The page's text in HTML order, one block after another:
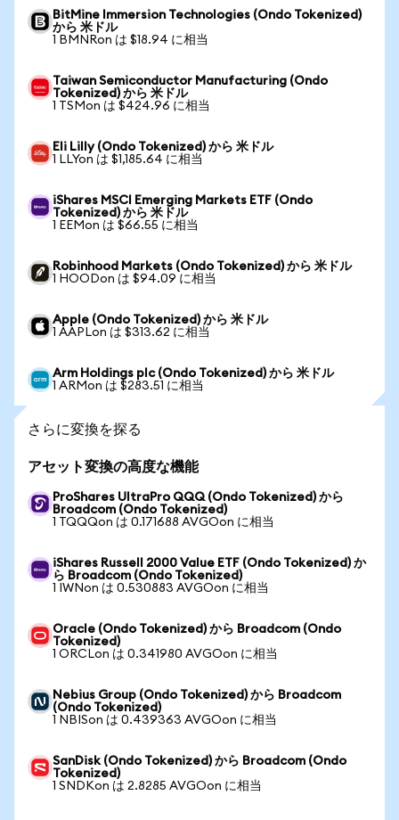
BitMine Immersion Technologies (Ondo Tokenized)
から 米ドル
1 BMNRon は $18.94 に相当
Taiwan Semiconductor Manufacturing (Ondo
Tokenized) から 米ドル
1 TSMon は $424.96 に相当
Eli Lilly (Ondo Tokenized) から 米ドル
1 LLYon は $1,185.64 に相当
iShares MSCI Emerging Markets ETF (Ondo
Tokenized) から 米ドル
1 EEMon は $66.55 に相当
Robinhood Markets (Ondo Tokenized) から 米ドル
1 HOODon は $94.09 に相当
Apple (Ondo Tokenized) から 米ドル
1 AAPLon は $313.62 に相当
Arm Holdings plc (Ondo Tokenized) から 米ドル
1 ARMon は $283.51 に相当
さらに変換を探る
アセット変換の高度な機能
ProShares UltraPro QQQ (Ondo Tokenized) から
Broadcom (Ondo Tokenized)
1 TQQQon は 0.171688 AVGOon に相当
iShares Russell 2000 Value ETF (Ondo Tokenized) か
ら Broadcom (Ondo Tokenized)
1 IWNon は 0.530883 AVGOon に相当
Oracle (Ondo Tokenized) から Broadcom (Ondo
Tokenized)
1 ORCLon は 0.341980 AVGOon に相当
Nebius Group (Ondo Tokenized) から Broadcom
(Ondo Tokenized)
1 NBISon は 0.439363 AVGOon に相当
SanDisk (Ondo Tokenized) から Broadcom (Ondo
Tokenized)
1 SNDKon は 2.8285 AVGOon に相当